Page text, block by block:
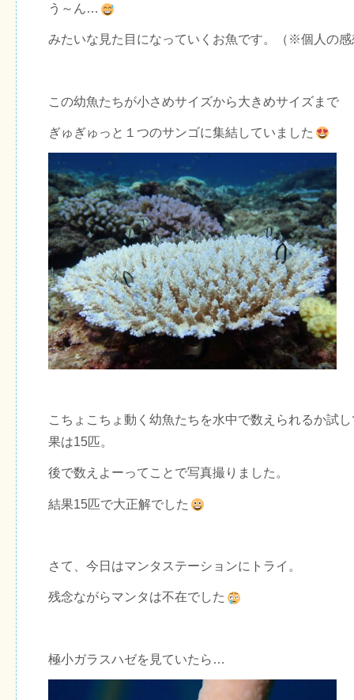
う～ん…
みたいな見た目になっていくお魚です。（※個人の感
この幼魚たちが小さめサイズから大きめサイズまで
ぎゅぎゅっと１つのサンゴに集結していました
こちょこちょ動く幼魚たちを水中で数えられるか試
果は15匹。
後で数えよーってことで写真撮りました。
結果15匹で大正解でした
さて、今日はマンタステーションにトライ。
残念ながらマンタは不在でした
極小ガラスハゼを見ていたら…